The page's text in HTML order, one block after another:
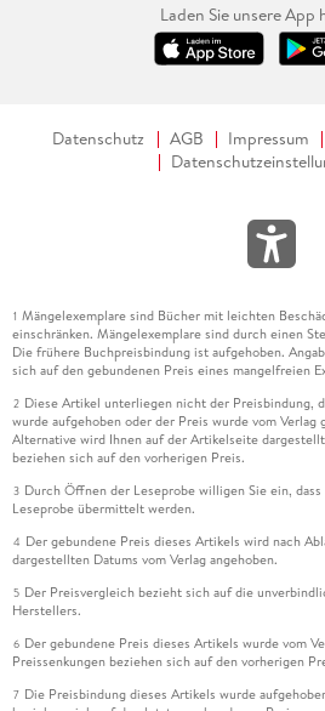
Laden Sie unsere App
Datenschutz AGB Impressum
1 Mängelexemplare sind Bücher mit leichten
einschränken. Mängelexemplare sind durch einen
Die frühere Buchpreisbindung ist aufgehoben.
sich auf den gebundenen Preis eines mangelfreien
2 Diese Artikel unterliegen nicht der Preisbindung,
wurde aufgehoben oder der Preis wurde vom
Alternative wird Ihnen auf der Artikelseite
beziehen sich auf den vorherigen Preis.
3 Durch Öffnen der Leseprobe willigen Sie ein,
Leseprobe übermittelt werden.
4 Der gebundene Preis dieses Artikels wird nach
dargestellten Datums vom Verlag angehoben.
5 Der Preisvergleich bezieht sich auf die
Herstellers.
6 Der gebundene Preis dieses Artikels wurde vom
Preissenkungen beziehen sich auf den vorherigen
7 Die Preisbindung dieses Artikels wurde